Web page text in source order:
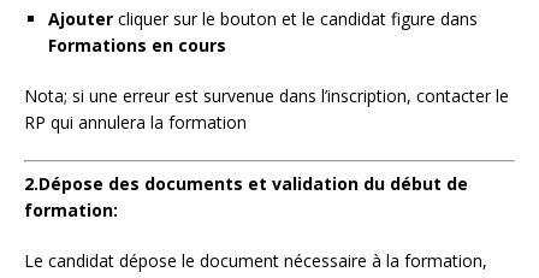
Ajouter cliquer sur le bouton et le candidat figure dans
Formations en cours
Nota; si une erreur est survenue dans l’inscription, contacter le
RP qui annulera la formation
2.Dépose des documents et validation du début de
formation:
Le candidat dépose le document nécessaire à la formation,